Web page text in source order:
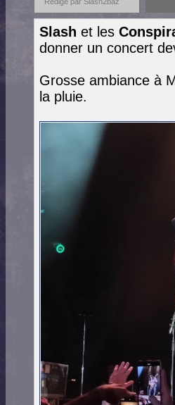
Slash et les
donner un concert
Grosse ambiance à
la pluie.